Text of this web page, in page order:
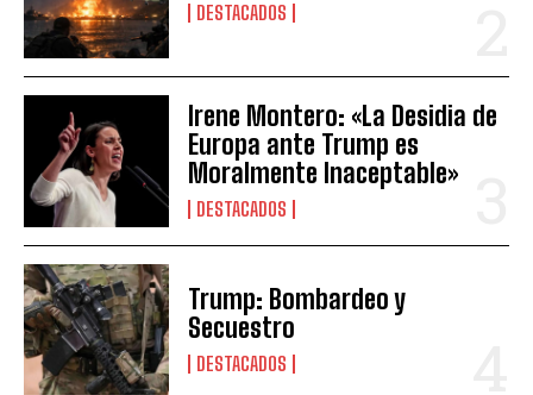
DESTACADOS
Irene Montero: «La Desidia de
Europa ante Trump es
Moralmente Inaceptable»
DESTACADOS
Trump: Bombardeo y
Secuestro
DESTACADOS